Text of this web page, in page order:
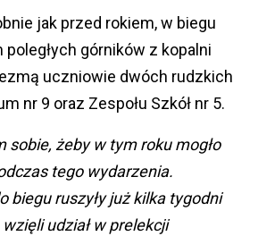
jak przed rokiem, w biegu
górników z kopalni
uczniowie dwóch rudzkich
nr 9 oraz Zespołu Szkół nr 5.
sobie, żeby w tym roku mogło
tego wydarzenia.
biegu ruszyły już kilka tygodni
udział w prelekcji